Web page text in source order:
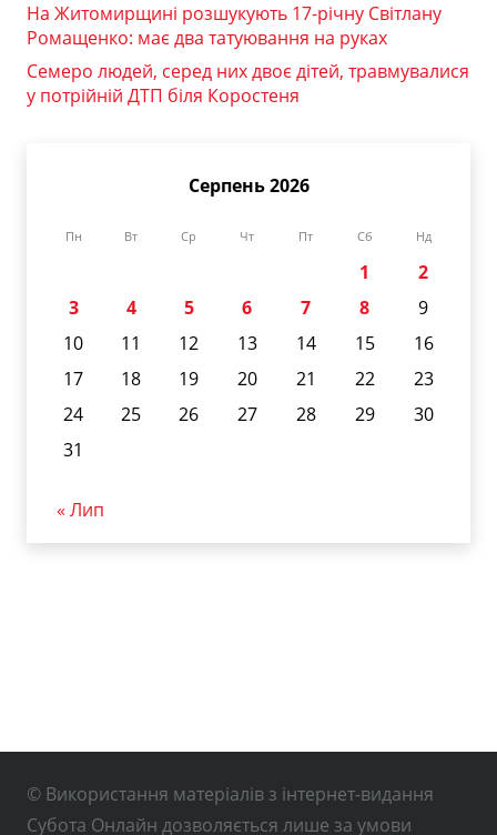
На Житомирщині розшукують 17-річну Світлану
Ромащенко: має два татуювання на руках
Семеро людей, серед них двоє дітей, травмувалися
у потрійній ДТП біля Коростеня
Серпень 2026
Пн Вт Ср Чт Пт Сб Нд
1
2
3
4 5 6 7 8
9
10
11 12 13 14 15
16
17
18 19 20 21 22
23
24
25 26 27 28 29
30
31
« Лип
© Використання матеріалів з інтернет-видання
Субота Онлайн дозволяється лише за умови